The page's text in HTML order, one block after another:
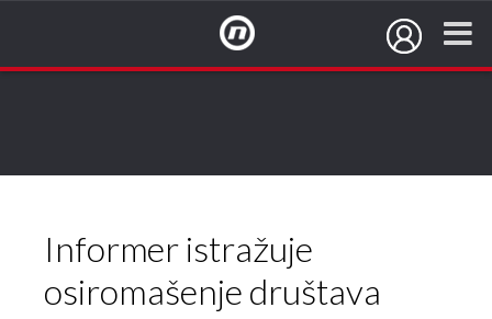
Informer istražuje
osiromašenje društava